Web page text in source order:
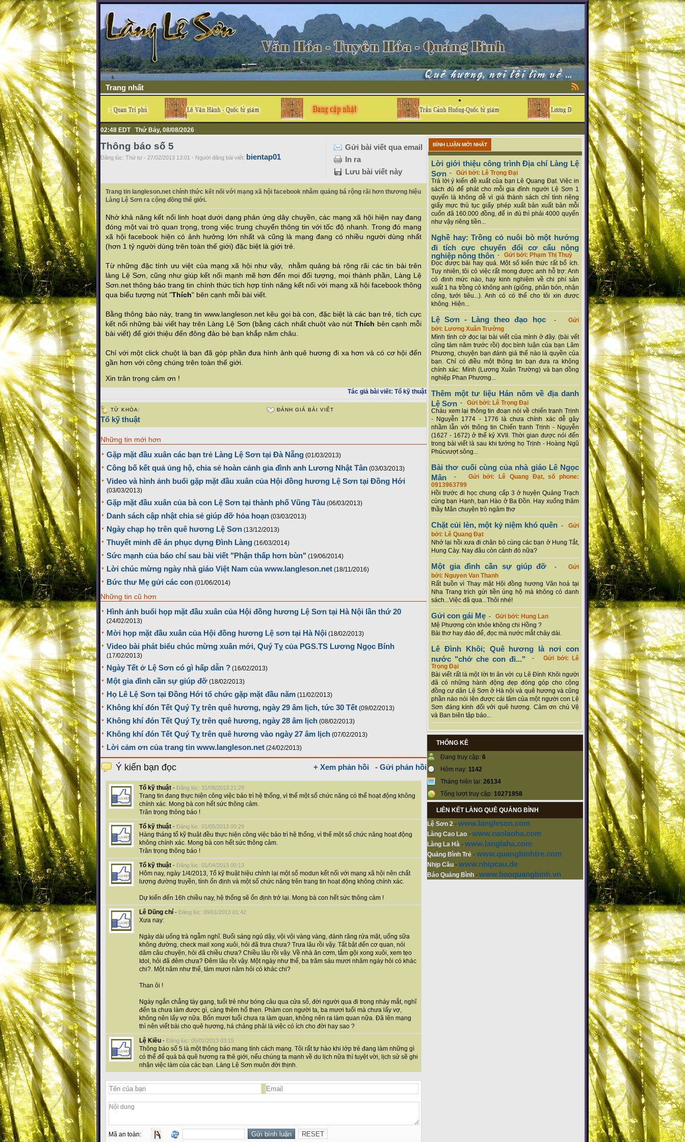
Trang nhất
02:48 EDT Thứ Bảy, 08/08/2026
Gửi bài viết qua email
In ra
Lưu bài viết này
Thông báo số 5
Đăng lúc: Thứ tư - 27/02/2013 13:01 - Người đăng bài viết: bientap01
Trang tin langleson.net chính thức kết nối với mạng xã hội facebook nhằm quảng bá rộng rãi hơn thương hiệu
Làng Lệ Sơn ra cộng đồng thế giới.
Nhờ khả năng kết nối linh hoạt dưới dạng phản ứng dây chuyền, các mạng xã hội hiện nay đang
đóng một vai trò quan trọng, trong việc trung chuyển thông tin với tốc độ nhanh. Trong đó mạng
xã hội facebook hiện có ảnh hưởng lớn nhất và cũng là mạng đang có nhiều người dùng nhất
(hơn 1 tỷ người dùng trên toàn thế giới) đặc biệt là giới trẻ.
Từ những đặc tính ưu việt của mạng xã hội như vậy, nhằm quảng bá rộng rãi các tin bài trên
làng Lệ Sơn, cũng như giúp kết nối mạnh mẽ hơn đến mọi đối tượng, mọi thành phần, Làng Lệ
Sơn.net thông báo trang tin chính thức tích hợp tính năng kết nối với mạng xã hội facebook thông
qua biểu tượng nút "Thích" bên cạnh mỗi bài viết.
Bằng thông báo này, trang tin www.langleson.net kêu gọi bà con, đặc biệt là các bạn trẻ, tích cực
kết nối những bài viết hay trên Làng Lệ Sơn (bằng cách nhất chuột vào nútThích bên cạnh mỗi
bài viết) để giới thiệu đến đông đảo bè bạn khắp năm châu.
Chỉ với một click chuột là bạn đã góp phần đưa hình ảnh quê hương đi xa hơn và có cơ hội đến
gần hơn với công chúng trên toàn thế giới.
Xin trân trọng cảm ơn !
Tác giả bài viết: Tổ kỹ thuật
TỪ KHÓA:
Tổ kỹ thuật
ĐÁNH GIÁ BÀI VIẾT
Những tin mới hơn
Gặp mặt đầu xuân các bạn trẻ Làng Lệ Sơn tại Đà Nẵng (01/03/2013)
Công bố kết quả ủng hộ, chia sẻ hoàn cảnh gia đình anh Lương Nhật Tân (03/03/2013)
Video và hình ảnh buổi gặp mặt đầu xuân của Hội đồng hương Lệ Sơn tại Đồng Hới
(03/03/2013)
Gặp mặt đầu xuân của bà con Lệ Sơn tại thành phố Vũng Tàu (06/03/2013)
Danh sách cập nhật chia sẻ giúp đỡ hỏa hoạn (03/03/2013)
Ngày chạp họ trên quê hương Lệ Sơn (13/12/2013)
Thuyết minh đề án phục dựng Đình Làng (16/03/2014)
Sức mạnh của báo chí sau bài viết "Phận thấp hơn bùn" (19/06/2014)
Lời chúc mừng ngày nhà giáo Việt Nam của www.langleson.net (18/11/2016)
Bức thư Mẹ gửi các con (01/06/2014)
Những tin cũ hơn
Hình ảnh buổi họp mặt đầu xuân của Hội đồng hương Lệ Sơn tại Hà Nội lần thứ 20
(24/02/2013)
Mời họp mặt đầu xuân của Hội đồng hương Lệ sơn tại Hà Nội (18/02/2013)
Video bài phát biểu chúc mừng xuân mới, Quý Tỵ của PGS.TS Lương Ngọc Bính
(17/02/2013)
Ngày Tết ở Lệ Sơn có gì hấp dẫn ? (16/02/2013)
Một gia đình cần sự giúp đỡ (18/02/2013)
Họ Lê Lệ Sơn tại Đồng Hới tổ chức gặp mặt đầu năm (11/02/2013)
Không khí đón Tết Quý Tỵ trên quê hương, ngày 29 âm lịch, tức 30 Tết (09/02/2013)
Không khí đón Tết Quý Tỵ trên quê hương, ngày 28 âm lịch (08/02/2013)
Không khí đón Tết Quý Tỵ trên quê hương vào ngày 27 âm lịch (07/02/2013)
Lời cảm ơn của trang tin www.langleson.net (24/02/2013)
+ Xem phản hồi - Gửi phản hồi
Ý kiến bạn đọc
Tổ kỹ thuật - Đăng lúc: 31/08/2013 21:29
Trang tin đang thực hiện công việc bảo trì hệ thống, vì thế một số chức năng có thể hoạt động không
chính xác. Mong bà con hết sức thông cảm.
Trân trọng thông báo !
Tổ kỹ thuật - Đăng lúc: 01/05/2013 00:29
Hàng tháng tổ kỹ thuật đều thực hiện công việc bảo trì hệ thống, vì thế một số chức năng hoạt động
không chính xác. Mong bà con hết sức thông cảm.
Trân trọng thông báo !
Tổ kỹ thuật - Đăng lúc: 01/04/2013 00:13
Hôm nay, ngày 1/4/2013, Tổ kỹ thuật hiệu chỉnh lại một số modun kết nối với mạng xã hội nên chất
lượng đường truyền, tính ổn định và một số chức năng trên trang tin hoạt động không chính xác.
Dự kiến đến 16h chiều nay, hệ thống sẽ ổn định trở lại. Mong bà con hết sức thông cảm !
Lê Dũng chí - Đăng lúc: 09/01/2013 01:42
Xưa nay:
Ngày dài uống trà ngẫm nghĩ. Buổi sáng ngủ dậy, vội vội vàng vàng, đánh răng rửa mặt, uống sữa
không đường, check mail xong xuôi, hỏi đã trưa chưa? Trưa lâu rồi vậy. Tất bật đến cơ quan, nói
dăm câu chuyện, hỏi đã chiều chưa? Chiều lâu rồi vậy. Về nhà ăn cơm, tắm gội xong xuôi, xem tẹo
Idol, hỏi đã đêm chưa? Đêm lâu rồi vậy. Một ngày như thế, ba trăm sáu mươi nhăm ngày hỏi có khác
chi?. Một năm như thế, tám mươi năm hỏi có khác chi?
Than ôi !
Ngày ngắn chẳng tày gang, tuổi trẻ như bóng câu qua cửa sổ, đời người qua đi trong nháy mắt, nghĩ
đến ta chưa làm được gì, càng thêm hổ thẹn. Phàm con người ta, ba mươi tuổi mà chưa lấy vợ,
không nên lấy vợ nữa. Bốn mươi tuổi chưa ra làm quan, không nên ra làm quan nữa. Đã lên mạng
thì nên viết bài cho quê hương, há chảng phải là việc có ích cho đời hay sao ?
Lệ Kiều - Đăng lúc: 05/01/2013 03:15
Thông báo số 5 là một thông báo mang tính cách mạng. Tôi rất tự hào khi lớp trẻ đang làm những gì
có thể để quá bá quê hương ra thê giới, nếu chúng ta mạnh về du lịch nữa thì tuyệt vời, lịch sử sẽ ghi
nhận việc làm của các bạn. Làng Lệ Sơn muôn đời thịnh.
Mã an toàn:
BÌNH LUẬN MỚI NHẤT
Lời giới thiệu công trình Địa chí Làng Lệ
Sơn - Gửi bởi: Lê Trọng Đại
Trả lời ý kiến đề xuất của bạn Lê Quang Đạt. Việc in
sách đủ để phát cho mỗi gia đình người Lệ Sơn 1
quyển là không dễ vì giá thành sách chỉ tính riêng
giấy mực thủ tục giấy phép xuất bản xuất bản mỗi
cuốn đã 160.000 đồng, để in đủ thì phải 4000 quyển
như vậy riêng tiền...
Nghề hay: Trồng cỏ nuôi bò một hướng
đi tích cực chuyển đổi cơ cấu nông
nghiệp nông thôn - Gửi bởi: Phạm Thị Thuỳ
Đọc được bài hay quá. Một số kiến thức rất bổ ích.
Tuy nhiên, tôi có việc rất mong được anh hỗ trợ: Anh
có định mức nào, hay kinh nghiệm về chi phí sản
xuất 1 ha trồng cỏ không anh (giống, phân bón, nhận
công, tưới tiêu...). Anh có có thể cho tôi xin được
không. Hiện...
Lệ Sơn - Làng theo đạo học-Gửi
bởi: Lương Xuân Trường
Mình tình cờ đọc lại bài viết của mình ở đây. (bài vết
cũng tám năm trước rồi) đọc bình luận của bạn Lâm
Phương, chuyện bạn đánh giá thế nào là quyền của
bạn. Chỉ có điều một thông tin bạn đưa ra không
chính xác: Mình (Lương Xuân Trường) và bạn dồng
nghiệp Phan Phương...
Thêm một tư liệu Hán nôm về địa danh
Lệ Sơn - Gửi bởi: Lê Trọng Đại
Cháu xem lại thông tin đoạn nói về chiến tranh Trịnh
- Nguyễn 1774 - 1776 là chưa chính xác dễ gây
nhầm lẫn với thông tin Chiến tranh Trịnh - Nguyễn
(1627 - 1672) ở thế kỷ XVII. Thời gian được nói đến
trong bài viết là sau khi tướng họ Trịnh - Hoàng Ngũ
Phúcvượt sông...
Bài thơ cuối cùng của nhà giáo Lê Ngọc
Mân - Gửi bởi: Lê Quang Đạt, số phone:
0913963799
Hồi trước đi học chung cấp 3 ở huyện Quảng Trạch
cùng bạn Hạnh, bạn Hào ở Ba Đồn. Hay xuống thăm
thầy Mân chuyện trò ngâm thơ
Chặt củi lèn, một kỷ niệm khó quên-Gửi
bởi: Lê Quang Đạt
Nhớ lại hồi xưa đi chăn bò cùng các bạn ở Hung Tắt,
Hung Cày. Nay đâu còn cảnh đó nữa?
Một gia đình cần sự giúp đỡ -Gửi
bởi: Nguyen Van Thanh
Rất buồn vì Thay mặt Hội đồng hương Văn hoá tại
Nha Trang trích gửi tiền ủng hộ mà không có danh
sách...Việc đã qua...Thôi nhé!
Gửi con gái Mẹ - Gửi bởi: Hung Lan
Mệ Phương còn khỏe không chi Hồng ?
Bài thơ hay đáo để, đọc mà nước mắt chảy dài.
Lê Đình Khôi; Quê hương là nơi con
nước "chở che con đi..." - Gửi bởi: Lê
Trọng Đại
Bài viết rất là một lời tri ân với cụ Lê Đình Khôi người
đã có những hành động đẹp đóng góp cho cộng
đồng cư dân Lệ Sơn ở Hà nội và quê hương và cũng
phần nào nói lên được cái tâm của một người con Lệ
Sơn đáng kính đối với quê hương. Cảm ơn chú Vệ
và Ban biên tập báo...
THỐNG KÊ
Đang truy cập: 6
Hôm nay: 1142
Tháng hiện tại: 26134
Tổng lượt truy cập: 10271958
LIÊN KẾT LÀNG QUÊ QUẢNG BÌNH
Lệ Sơn 2 - www.langleson.com
Làng Cao Lao - www.caolaoha.com
Làng La Hà - www.langlaha.com
Quảng Bình Trẻ - www.quangbinhtre.com
Nhịp Cầu - www.nhipcau.de
Báo Quảng Bình - www.baoquangbinh.vn